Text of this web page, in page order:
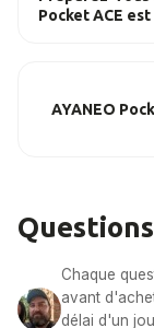
Pocket ACE
AYANEO
Chaque
avant
délai d'un